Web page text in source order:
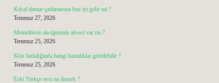
Kılcal damar çatlamasına buz iyi gelir mi ?
Temmuz 27, 2026
Memelilerin akciğerinde alveol var mı ?
Temmuz 25, 2026
Klor fazlalığında hangi hastalıklar görülebilir ?
Temmuz 25, 2026
Eski Türkçe avcı ne demek ?